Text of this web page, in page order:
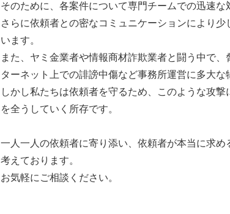
そのために、各案件について専門チームでの迅速な
さらに依頼者との密なコミュニケーションにより
います。
また、ヤミ金業者や情報商材詐欺業者と闘う中で
ターネット上での誹謗中傷など事務所運営に多大な
しかし私たちは依頼者を守るため、このような攻
を全うしていく所存です。
一人一人の依頼者に寄り添い、依頼者が本当に求め
考えております。
お気軽にご相談ください。